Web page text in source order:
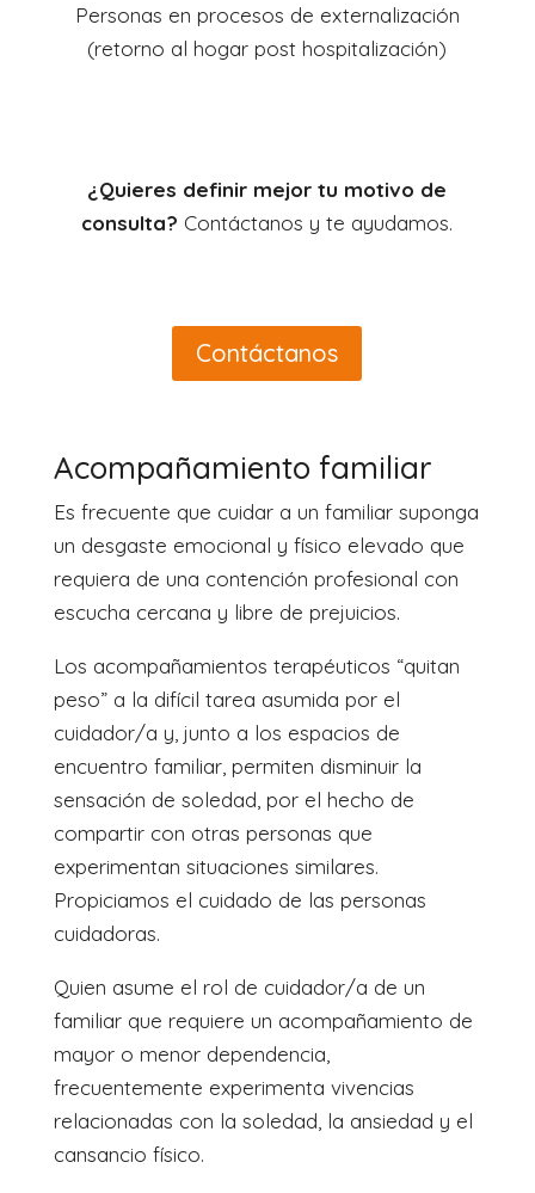
Personas en procesos de externalización
(retorno al hogar post hospitalización)
¿Quieres definir mejor tu motivo de
consulta? Contáctanos y te ayudamos.
Contáctanos
Acompañamiento familiar
Es frecuente que cuidar a un familiar suponga
un desgaste emocional y físico elevado que
requiera de una contención profesional con
escucha cercana y libre de prejuicios.
Los acompañamientos terapéuticos “quitan
peso” a la difícil tarea asumida por el
cuidador/a y, junto a los espacios de
encuentro familiar, permiten disminuir la
sensación de soledad, por el hecho de
compartir con otras personas que
experimentan situaciones similares.
Propiciamos el cuidado de las personas
cuidadoras.
Quien asume el rol de cuidador/a de un
familiar que requiere un acompañamiento de
mayor o menor dependencia,
frecuentemente experimenta vivencias
relacionadas con la soledad, la ansiedad y el
cansancio físico.